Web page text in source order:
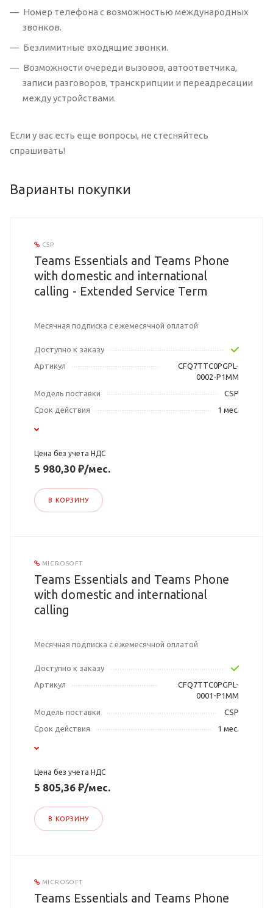
Номер телефона с возможностью международных
звонков.
Безлимитные входящие звонки.
Возможности очереди вызовов, автоответчика,
записи разговоров, транскрипции и переадресации
между устройствами.
Если у вас есть еще вопросы, не стесняйтесь
спрашивать!
Варианты покупки
CSP
Teams Essentials and Teams Phone
with domestic and international
calling - Extended Service Term
Месячная подписка с ежемесячной оплатой
Доступно к заказу
Артикул
CFQ7TTC0PGPL-
0002-P1MM
Модель поставки
CSP
Срок действия
1 мес.
Цена без учета НДС
5 980,30 ₽/мес.
В КОРЗИНУ
MICROSOFT
Teams Essentials and Teams Phone
with domestic and international
calling
Месячная подписка с ежемесячной оплатой
Доступно к заказу
Артикул
CFQ7TTC0PGPL-
0001-P1MM
Модель поставки
CSP
Срок действия
1 мес.
Цена без учета НДС
5 805,36 ₽/мес.
В КОРЗИНУ
MICROSOFT
Teams Essentials and Teams Phone